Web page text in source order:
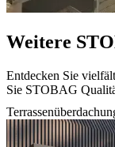
Weitere
Entdecken Sie
Sie STOBAG